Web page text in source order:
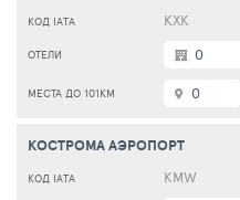
KXK
0
0
КОСТРОМА АЭРОПОРТ
KMW